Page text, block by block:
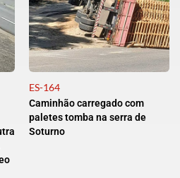
ES-164
Caminhão carregado com
paletes tomba na serra de
Soturno